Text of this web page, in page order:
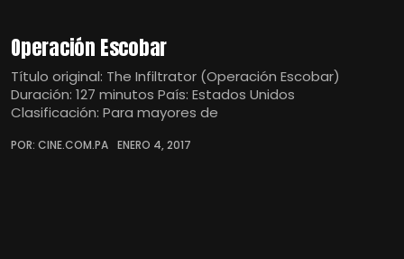
Operación Escobar
Título original: The Infiltrator (Operación Escobar)
Duración: 127 minutos País: Estados Unidos
Clasificación: Para mayores de
POR: CINE.COM.PA ENERO 4, 2017